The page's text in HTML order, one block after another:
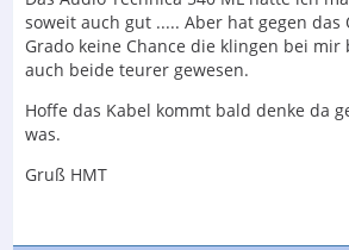
soweit auch gut ..... Aber hat gegen
Grado keine Chance die klingen bei mir
auch beide teurer gewesen.
Hoffe das Kabel kommt bald denke da
was.
Gruß HMT